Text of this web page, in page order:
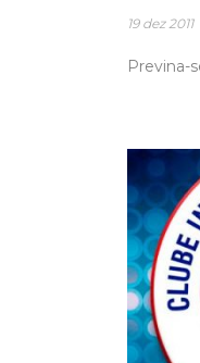
19 dez 2011
Previna-